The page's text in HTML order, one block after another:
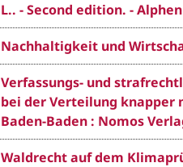
L.. - Second edition. -
Nachhaltigkeit und
Verfassungs- und
bei der Verteilung knapper
Baden-Baden : Nomos
Waldrecht auf dem